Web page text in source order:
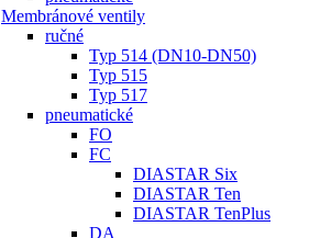
Membránové ventily
ručné
Typ 514 (DN10-DN50)
Typ 515
Typ 517
pneumatické
FO
FC
DIASTAR Six
DIASTAR Ten
DIASTAR TenPlus
DA